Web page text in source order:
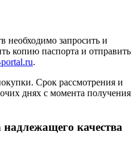
необходимо запросить и
копию паспорта и отправить
.
Срок рассмотрения и
днях с момента получения
качества